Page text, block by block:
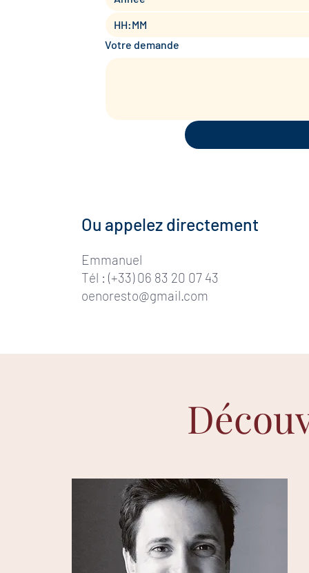
:
Votre demande
Ou appelez directement
Emmanuel
Tél : (+33) 06 83 20 07 43
oenoresto@gmail.com